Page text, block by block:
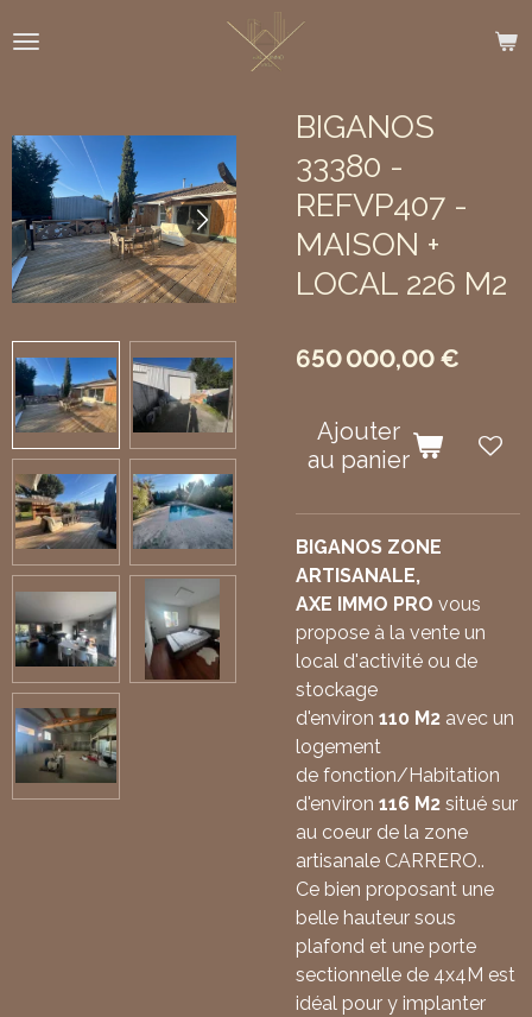
au
BIGANOS
33380 -
REFVP407 -
MAISON +
LOCAL 226 M2
650 000,00 €
Ajouter
au panier
BIGANOS ZONE
ARTISANALE,
AXE IMMO PRO vous
propose à la vente un
local d'activité ou de
stockage
d'environ 110 M2 avec un
logement
de fonction/Habitation
d'environ 116 M2 situé sur
au coeur de la zone
artisanale CARRERO..
Ce bien proposant une
belle hauteur sous
plafond et une porte
sectionnelle de 4x4M est
idéal pour y implanter